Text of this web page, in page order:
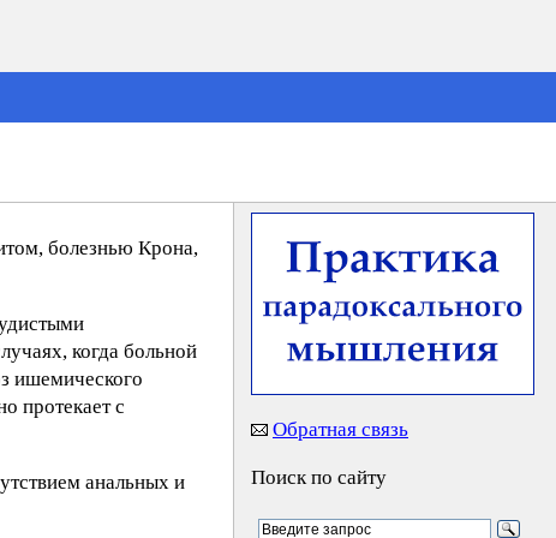
болезнью Крона,
когда больной
ишемического
протекает с
анальных и
Обратная связь
Поиск по сайту